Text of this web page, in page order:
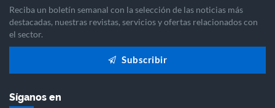
Reciba un boletín semanal con la selección de las noticias más
destacadas, nuestras revistas, servicios y ofertas relacionados con
el sector.
Subscribir
Síganos en